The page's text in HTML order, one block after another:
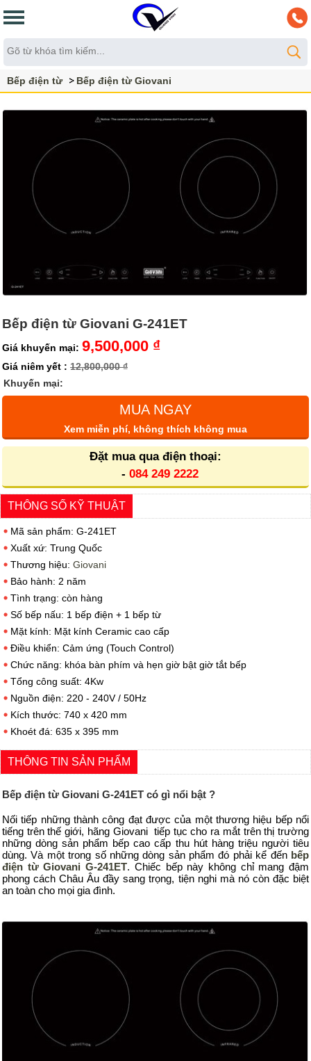
Bếp điện từ Bếp điện từ Giovani
Bếp điện từ Giovani G-241ET
Giá khuyến mại: 9,500,000 ₫
Giá niêm yết : 12,800,000 ₫
Khuyến mại:
MUA NGAY
Xem miễn phí, không thích không mua
Đặt mua qua điện thoại:
- 084 249 2222
THÔNG SỐ KỸ THUẬT
Mã sản phẩm: G-241ET
Xuất xứ: Trung Quốc
Thương hiệu: Giovani
Bảo hành: 2 năm
Tình trạng: còn hàng
Số bếp nấu: 1 bếp điện + 1 bếp từ
Mặt kính: Mặt kính Ceramic cao cấp
Điều khiển: Cảm ứng (Touch Control)
Chức năng: khóa bàn phím và hẹn giờ bật giờ tắt bếp
Tổng công suất: 4Kw
Nguồn điện: 220 - 240V / 50Hz
Kích thước: 740 x 420 mm
Khoét đá: 635 x 395 mm
THÔNG TIN SẢN PHẨM
Bếp điện từ Giovani G-241ET có gì nổi bật ?
Nối tiếp những thành công đạt được của một thương hiệu bếp nổi
tiếng trên thế giới, hãng Giovani tiếp tục cho ra mắt trên thị trường
những dòng sản phẩm bếp cao cấp thu hút hàng triệu người tiêu
dùng. Và một trong số những dòng sản phẩm đó phải kể đếnbếp
điện từ Giovani G-241ET. Chiếc bếp này không chỉ mang đậm
phong cách Châu Âu đầy sang trọng, tiện nghi mà nó còn đặc biệt
an toàn cho mọi gia đình.